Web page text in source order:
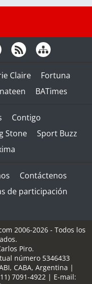
Claire
Fortuna
BATimes
Contigo
Stone
Sport Buzz
Contáctenos
de participación
2006-2026 - Todos los
Piro.
número 5346433
, CABA, Argentina |
7091-4922| E-mail: